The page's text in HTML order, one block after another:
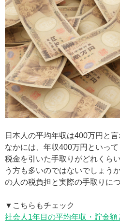
日本人の平均年収は400万円と
なかには、年収400万円といっ
税金を引いた手取りがどれくら
う方も多いのではないでしょう
の人の税負担と実際の手取りに
▼こちらもチェック
社会人1年目の平均年収・貯金